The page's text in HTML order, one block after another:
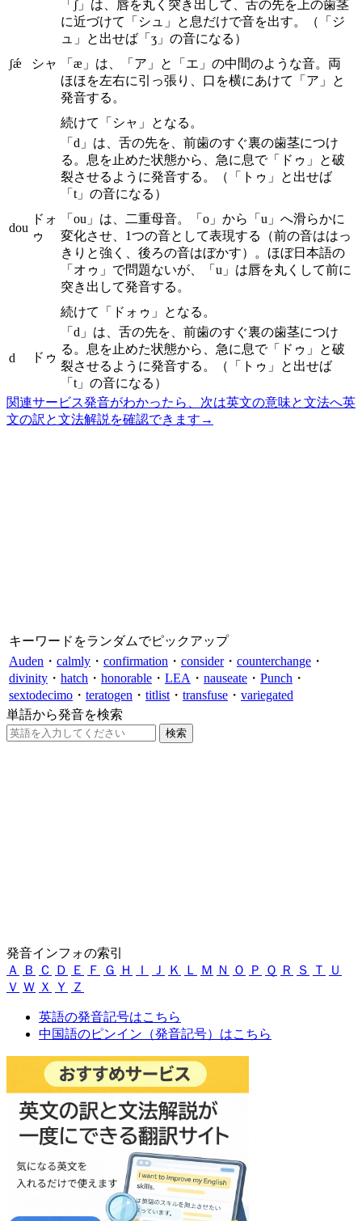
ʃǽ シャ
「ʃ」は、唇を丸く突き出して、舌の先を上の歯茎
に近づけて「シュ」と息だけで音を出す。（「ジ
ュ」と出せば「ʒ」の音になる）
「æ」は、「ア」と「エ」の中間のような音。両
ほほを左右に引っ張り、口を横にあけて「ア」と
発音する。
続けて「シャ」となる。
dou
ドォ
ゥ
「d」は、舌の先を、前歯のすぐ裏の歯茎につけ
る。息を止めた状態から、急に息で「ドゥ」と破
裂させるように発音する。（「トゥ」と出せば
「t」の音になる）
「ou」は、二重母音。「o」から「u」へ滑らかに
変化させ、1つの音として表現する（前の音ははっ
きりと強く、後ろの音はぼかす）。ほぼ日本語の
「オゥ」で問題ないが、「u」は唇を丸くして前に
突き出して発音する。
続けて「ドォゥ」となる。
d ドゥ
「d」は、舌の先を、前歯のすぐ裏の歯茎につけ
る。息を止めた状態から、急に息で「ドゥ」と破
裂させるように発音する。（「トゥ」と出せば
「t」の音になる）
関連サービス発音がわかったら、次は英文の意味と文法へ英
文の訳と文法解説を確認できます →
キーワードをランダムでピックアップ
Auden ・ calmly ・ confirmation ・ consider・ counterchange ・
divinity ・ hatch ・ honorable ・ LEA ・ nauseate ・ Punch ・
sextodecimo ・ teratogen ・ titlist ・ transfuse ・ variegated
単語から発音を検索
発音インフォの索引
Ａ
Ｂ Ｃ Ｄ Ｅ Ｆ Ｇ Ｈ Ｉ Ｊ Ｋ Ｌ Ｍ Ｎ Ｏ Ｐ Ｑ Ｒ Ｓ Ｔ
Ｕ
Ｖ Ｗ Ｘ Ｙ Ｚ
英語の発音記号はこちら
中国語のピンイン（発音記号）はこちら